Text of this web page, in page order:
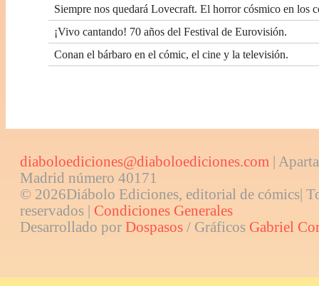
Siempre nos quedará Lovecraft. El horror cósmico en los
¡Vivo cantando! 70 años del Festival de Eurovisión.
Conan el bárbaro en el cómic, el cine y la televisión.
diaboloediciones@diaboloediciones.com |
Madrid número 40171
© 2026Diábolo Ediciones, editorial de cómics|
reservados | Condiciones Generales
Desarrollado por Dospasos / Gráficos Gabriel